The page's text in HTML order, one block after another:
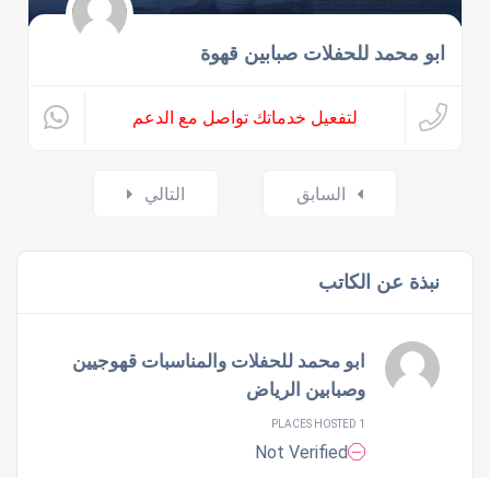
ابو محمد للحفلات صبابين قهوة
لتفعيل خدماتك تواصل مع الدعم
السابق التالي
نبذة عن الكاتب
ابو محمد للحفلات والمناسبات قهوجيين
وصبابين الرياض
1 PLACES HOSTED
Not Verified